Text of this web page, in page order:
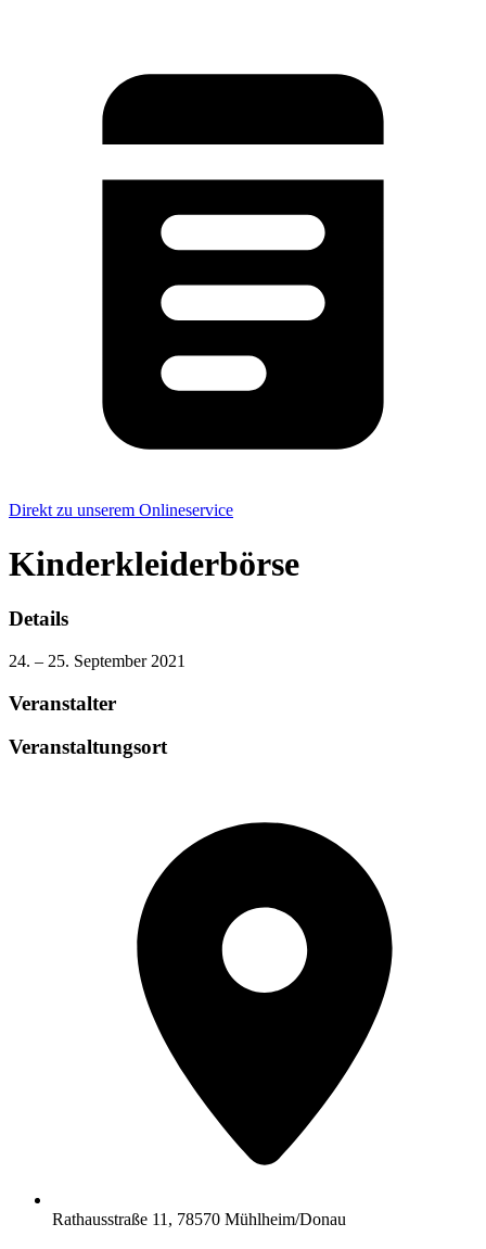
Direkt zu unserem Onlineservice
Kinderkleiderbörse
Details
24. – 25. September 2021
Veranstalter
Veranstaltungsort
Rathausstraße 11, 78570 Mühlheim/Donau